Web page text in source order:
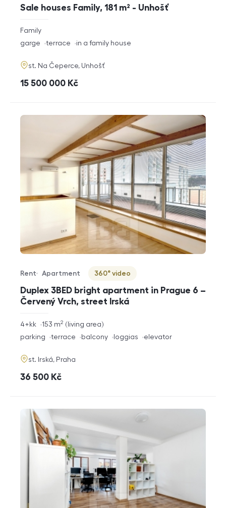
Sale houses Family, 181 m² - Unhošť
rozměry
disposition
Family
funkce
garge terrace in a family house
adresa
st. Na Čeperce, Unhošť
cena
15 500 000 Kč
Duplex 3BED bright apartment in Prague 6 –
Červený Vrch, street Irská
Offer type
Rent
Property type
Apartment
Virtuální prohlídka
360° video
rozměry
4+kk living area
153 m2
funkce
parking terrace balcony loggias elevator
adresa
st. Irská, Praha
cena
36 500 Kč